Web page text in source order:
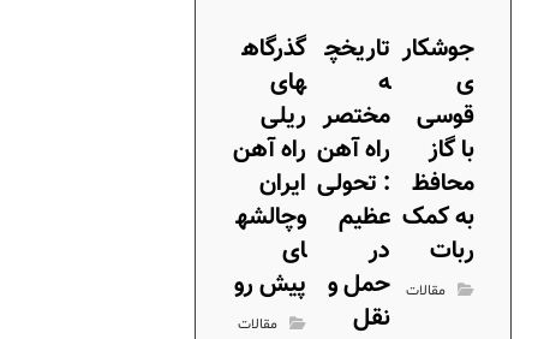
جوشکار
ی
قوسی
با گاز
محافظ
به کمک
ربات
مقالات
تاریخچ
ه
مختصر
راه آهن
: تحولی
عظیم
در
حمل و
نقل
گذرگاه
های
ریلی
راه آهن
ایران
وچالشه
ای
پیش رو
مقالات